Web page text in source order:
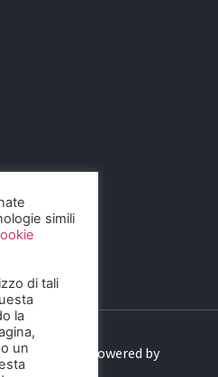
Reserved. Powered by
simili
di tali
la
un